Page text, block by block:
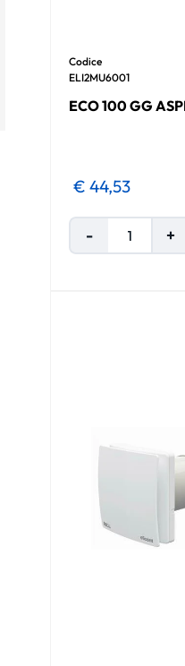
Codice
ELI2MU6001
ECO 100 GG
€ 44,53